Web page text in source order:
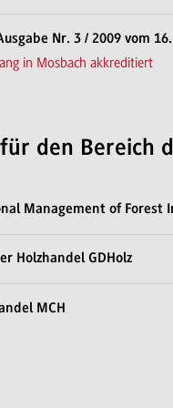
Nr. 3 / 2009 vom
in Mosbach akkreditiert
den Bereich
Management of Forest
Holzhandel GDHolz
MCH